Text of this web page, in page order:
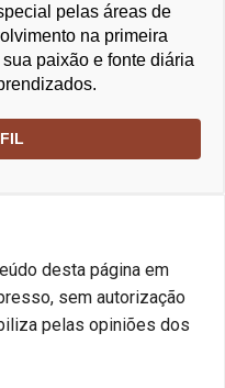
pelas áreas de
na primeira
paixão e fonte diária
desta página em
sem autorização
pelas opiniões dos